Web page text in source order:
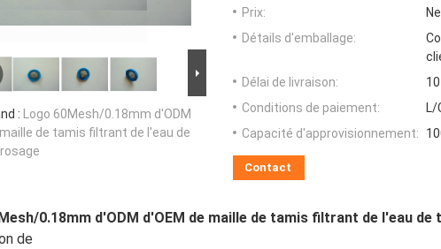
: Logo 60Mesh/0.18mm d'ODM
de tamis filtrant de l'eau de
Prix:
Détails d'emballage:
Délai de livraison:
Conditions de paiement:
L/
Capacité d'approvisionnement:
Contact
0.18mm d'ODM d'OEM de maille de tamis filtrant de l'eau
de